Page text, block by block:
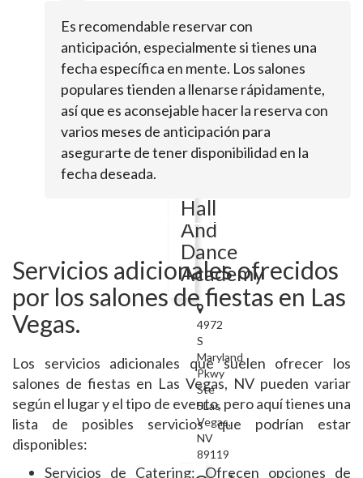
S
Rainbow
BlvdLas
Vegas,
NV
89118
Kathy's
Hall
And
Dance
Academy
4972
S
Maryland
Pkwy
Ste
5Las
Vegas,
NV
89119
Es recomendable reservar con
anticipación, especialmente si tienes una
fecha específica en mente. Los salones
populares tienden a llenarse rápidamente,
así que es aconsejable hacer la reserva con
varios meses de anticipación para
asegurarte de tener disponibilidad en la
fecha deseada.
Servicios adicionales ofrecidos
por los salones de fiestas en Las
Vegas.
Los servicios adicionales que suelen ofrecer los
salones de fiestas en Las Vegas, NV pueden variar
según el lugar y el tipo de evento, pero aquí tienes una
lista de posibles servicios que podrían estar
disponibles:
Servicios de Catering: Ofrecen opciones de